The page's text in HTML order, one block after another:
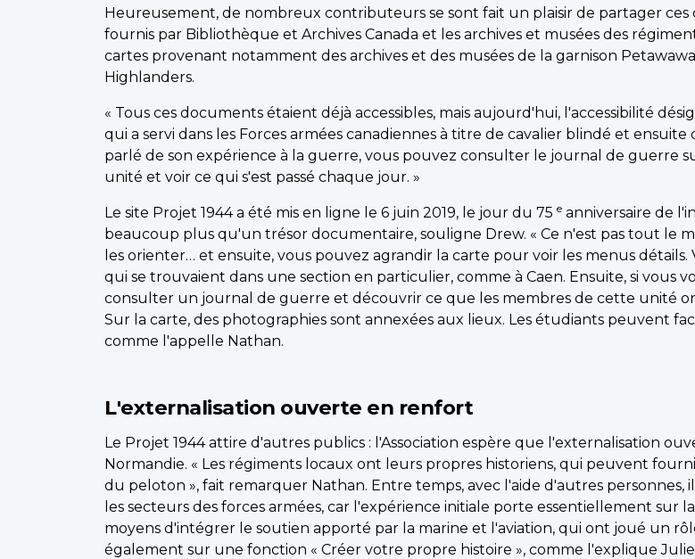
Heureusement, de nombreux contributeurs se sont fait un plaisir de partager ces
fournis par Bibliothèque et Archives Canada et les archives et musées des
cartes provenant notamment des archives et des musées de la garnison
Highlanders.
« Tous ces documents étaient déjà accessibles, mais aujourd'hui, l'accessibilité
qui a servi dans les Forces armées canadiennes à titre de cavalier blindé et
parlé de son expérience à la guerre, vous pouvez consulter le journal de guerre
unité et voir ce qui s'est passé chaque jour. »
Le site Projet 1944 a été mis en ligne le 6 juin 2019, le jour du 75 e anniversaire de
beaucoup plus qu'un trésor documentaire, souligne Drew. « Ce n'est pas tout le
les orienter… et ensuite, vous pouvez agrandir la carte pour voir les menus
qui se trouvaient dans une section en particulier, comme à Caen. Ensuite, si vous
consulter un journal de guerre et découvrir ce que les membres de cette unité
Sur la carte, des photographies sont annexées aux lieux. Les étudiants peuvent
comme l'appelle Nathan.
L'externalisation ouverte en renfort
Le Projet 1944 attire d'autres publics : l'Association espère que l'externalisation
Normandie. « Les régiments locaux ont leurs propres historiens, qui peuvent
du peloton », fait remarquer Nathan. Entre temps, avec l'aide d'autres
les secteurs des forces armées, car l'expérience initiale porte essentiellement sur
moyens d'intégrer le soutien apporté par la marine et l'aviation, qui ont joué un
également sur une fonction « Créer votre propre histoire », comme l'explique